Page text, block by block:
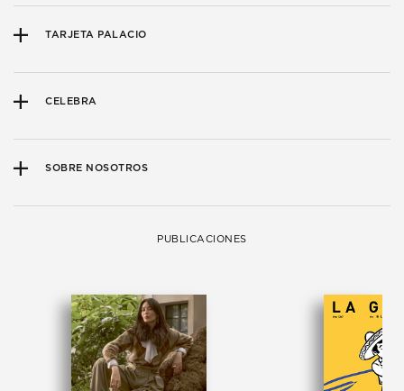
TARJETA PALACIO
CELEBRA
SOBRE NOSOTROS
PUBLICACIONES